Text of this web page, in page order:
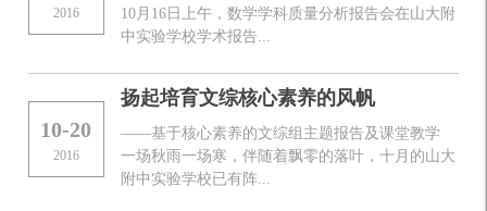
2016
10月16日上午，数学学科质量分析报告会在山大附
中实验学校学术报告...
10-20
2016
扬起培育文综核心素养的风帆
——基于核心素养的文综组主题报告及课堂教学
一场秋雨一场寒，伴随着飘零的落叶，十月的山大
附中实验学校已有阵...